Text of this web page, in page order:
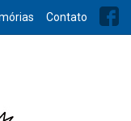
Contato
em manter um
eventos aos seus